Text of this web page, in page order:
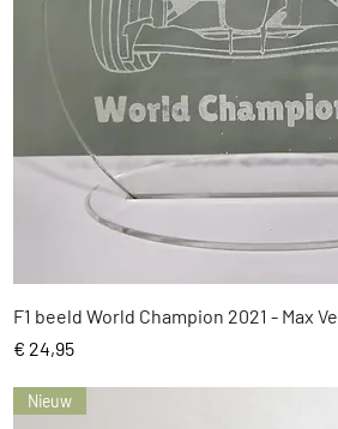
Snel overzicht
F1 beeld World Champion 2021 - Max
Prijs
€ 24,95
Nieuw